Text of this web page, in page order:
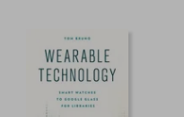
50%
dcto.